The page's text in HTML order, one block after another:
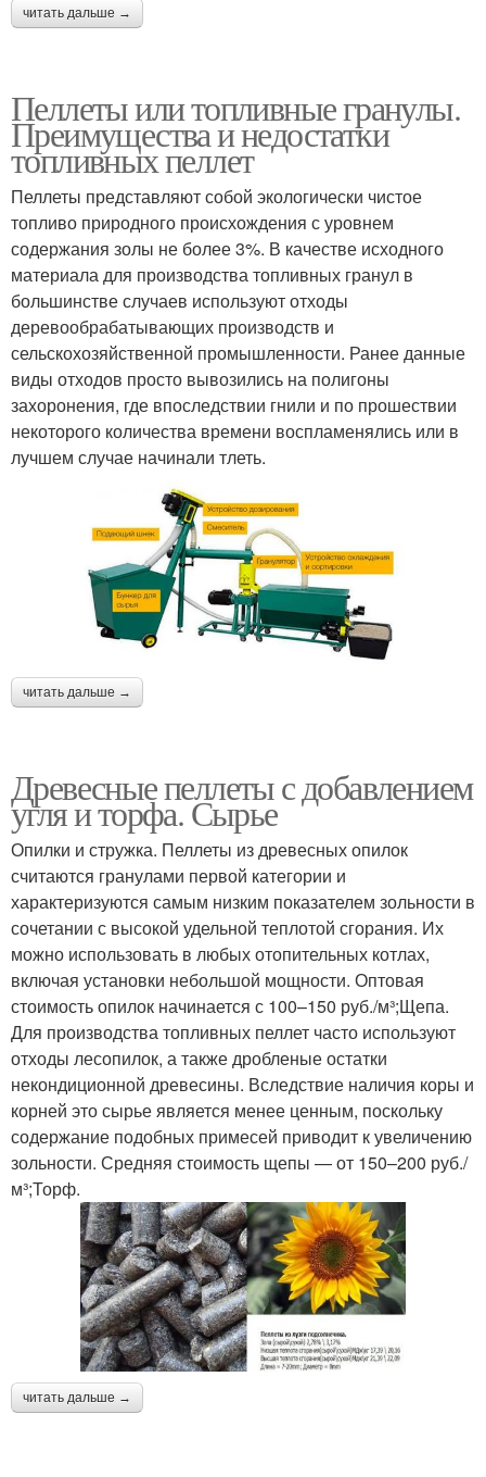
читать дальше →
Пеллеты или топливные гранулы.
Преимущества и недостатки
топливных пеллет
Пеллеты представляют собой экологически чистое
топливо природного происхождения с уровнем
содержания золы не более 3%. В качестве исходного
материала для производства топливных гранул в
большинстве случаев используют отходы
деревообрабатывающих производств и
сельскохозяйственной промышленности. Ранее данные
виды отходов просто вывозились на полигоны
захоронения, где впоследствии гнили и по прошествии
некоторого количества времени воспламенялись или в
лучшем случае начинали тлеть.
читать дальше →
Древесные пеллеты с добавлением
угля и торфа. Сырье
Опилки и стружка. Пеллеты из древесных опилок
считаются гранулами первой категории и
характеризуются самым низким показателем зольности в
сочетании с высокой удельной теплотой сгорания. Их
можно использовать в любых отопительных котлах,
включая установки небольшой мощности. Оптовая
стоимость опилок начинается с 100–150 руб./м³;Щепа.
Для производства топливных пеллет часто используют
отходы лесопилок, а также дробленые остатки
некондиционной древесины. Вследствие наличия коры и
корней это сырье является менее ценным, поскольку
содержание подобных примесей приводит к увеличению
зольности. Средняя стоимость щепы — от 150–200 руб./
м³;Торф.
читать дальше →